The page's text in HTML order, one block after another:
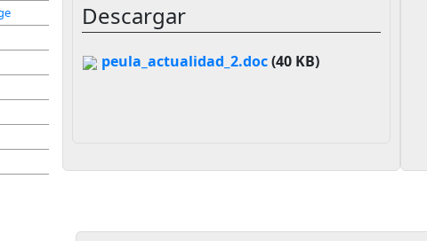
Descargar
peula_actualidad_2.doc(40 KB)